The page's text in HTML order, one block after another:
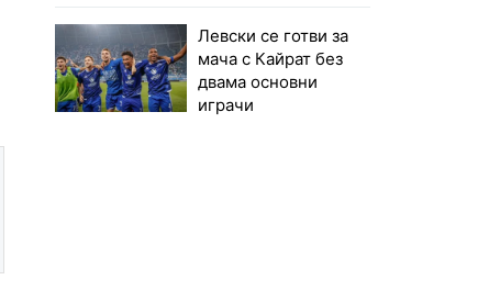
Левски се готви за
мача с Кайрат без
двама основни
играчи